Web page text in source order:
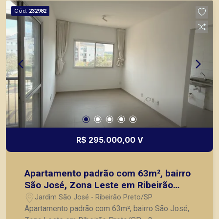
Preto.
Cód. 232982
R$ 295.000,00 V
Apartamento padrão com 63m², bairro
São José, Zona Leste em Ribeirão
Preto/SP.
Jardim São José - Ribeirão Preto/SP
Apartamento padrão com 63m², bairro São José,